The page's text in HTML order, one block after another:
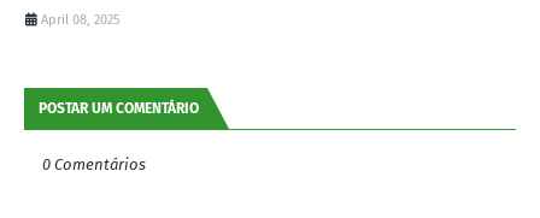
April 08, 2025
POSTAR UM COMENTÁRIO
0 Comentários